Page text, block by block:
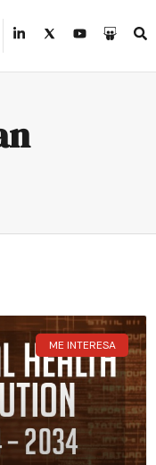
ME INTERESA